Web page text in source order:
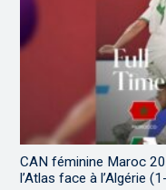
CAN féminine Maroc
l’Atlas face à l’Algérie